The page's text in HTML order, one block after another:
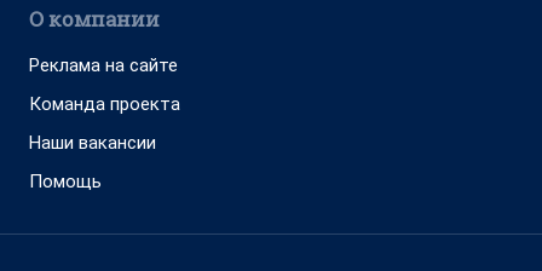
О компании
Реклама на сайте
Команда проекта
Наши вакансии
Помощь